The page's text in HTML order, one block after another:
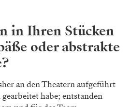
in Ihren Stücken
oder abstrakte
an den Theatern aufgeführt
habe; entstanden